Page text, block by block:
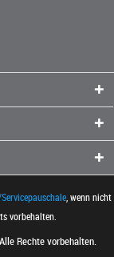
, wenn nicht
vorbehalten.
Rechte vorbehalten.